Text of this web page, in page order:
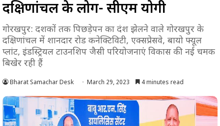
दक्षिणांचल के लोग- सीएम योगी
गोरखपुर: दशकों तक पिछड़ेपन का दंश झेलने वाले गोरखपुर के
दक्षिणांचल में शानदार रोड कनेक्टिविटी, एक्सप्रेसवे, बायो फ्यूल
प्लांट, इंडस्ट्रियल टाउनशिप जैसी परियोजनाएं विकास की नई चमक
बिखेर रही हैं
Bharat Samachar Desk March 29, 2023 4 minutes read